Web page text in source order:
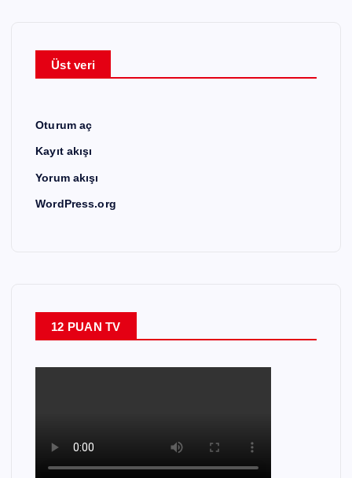
Üst veri
Oturum aç
Kayıt akışı
Yorum akışı
WordPress.org
12 PUAN TV